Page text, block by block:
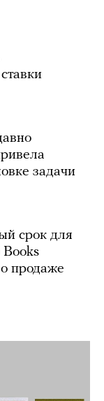
задачи
срок для
продаже